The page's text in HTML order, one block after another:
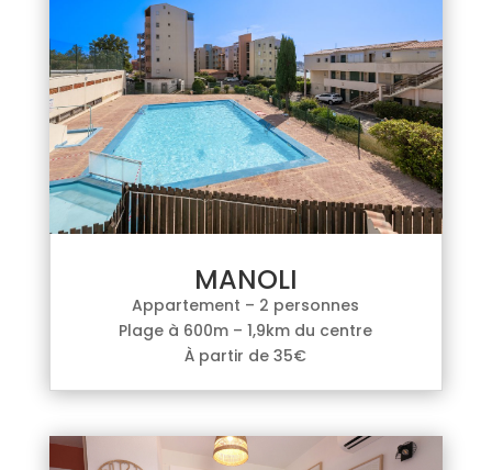
MANOLI
Appartement – 2 personnes
Plage à 600m – 1,9km du centre
À partir de 35€